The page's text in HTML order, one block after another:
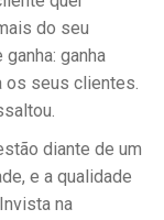
do seu
ganha
os seus clientes.
diante de um
e a qualidade
na